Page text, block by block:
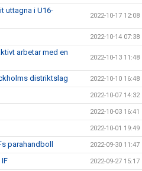
uttagna i U16-
2022-10-17 12:08
2022-10-14 07:38
arbetar med en
2022-10-13 11:48
distriktslag 2022-10-10 16:48
2022-10-07 14:32
2022-10-03 16:41
2022-10-01 19:49
parahandboll 2022-09-30 11:47
2022-09-27 15:17